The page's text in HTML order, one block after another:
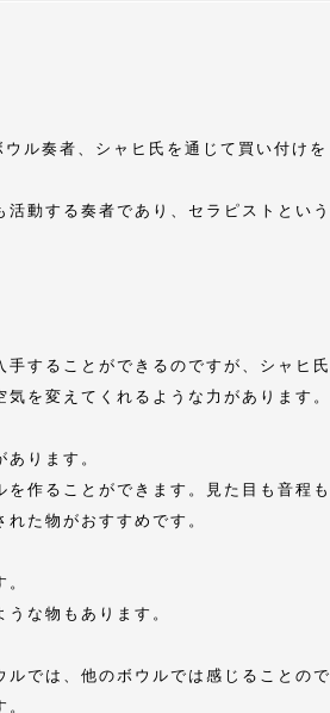
ル奏者、シャヒ氏を通じて買い付けを
動する奏者であり、セラピストという
することができるのですが、シャヒ氏
を変えてくれるような力があります。
ります。
作ることができます。見た目も音程も
た物がおすすめです。
な物もあります。
では、他のボウルでは感じることので